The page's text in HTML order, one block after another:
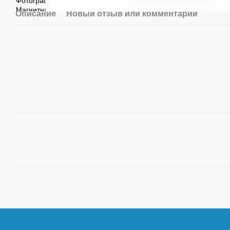
Описание Новый отзыв или комментарий